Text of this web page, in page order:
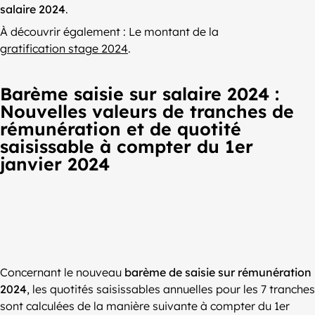
salaire 2024.
À découvrir également : Le montant de la
gratification stage 2024.
Barème saisie sur salaire 2024 :
Nouvelles valeurs de tranches de
rémunération et de quotité
saisissable à compter du 1er
janvier 2024
Concernant le nouveau barème de saisie sur rémunération
2024, les quotités saisissables annuelles pour les 7 tranches
sont calculées de la manière suivante à compter du 1er